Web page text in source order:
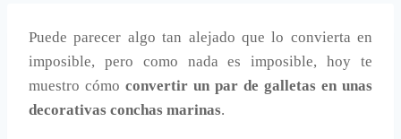
Puede parecer algo tan alejado que lo convierta en
imposible, pero como nada es imposible, hoy te
muestro cómo convertir un par de galletas en unas
decorativas conchas marinas.